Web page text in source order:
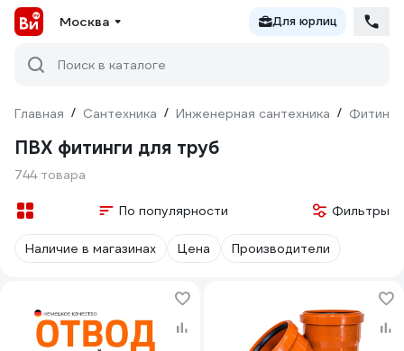
Москва Для юрлиц
Поиск в каталоге
Главная / Сантехника / Инженерная сантехника / Фитинги
ПВХ фитинги для труб
744 товара
По популярности Фильтры
Наличие в магазинах Цена Производители